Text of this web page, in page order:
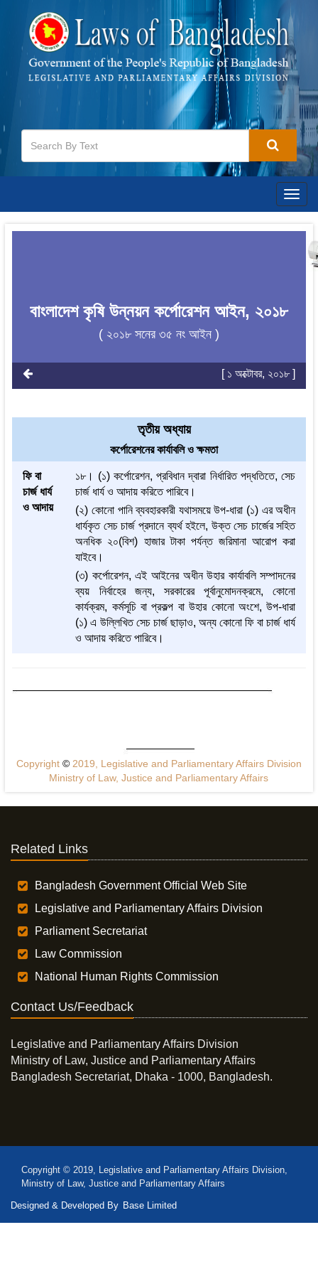
বাংলাদেশ কৃষি উন্নয়ন কর্পোরেশন আইন, ২০১৮
( ২০১৮ সনের ৩৫ নং আইন )
[ ১ অক্টোবর, ২০১৮ ]
তৃতীয় অধ্যায়
কর্পোরেশনের কার্যাবলি ও ক্ষমতা
ফি বা
চার্জ ধার্য
ও আদায়
১৮। (১) কর্পোরেশন, প্রবিধান দ্বারা নির্ধারিত পদ্ধতিতে, সেচ
চার্জ ধার্য ও আদায় করিতে পারিবে।
(২) কোনো পানি ব্যবহারকারী যথাসময়ে উপ-ধারা (১) এর অধীন
ধার্যকৃত সেচ চার্জ প্রদানে ব্যর্থ হইলে, উক্ত সেচ চার্জের সহিত
অনধিক ২০(বিশ) হাজার টাকা পর্যন্ত জরিমানা আরোপ করা
যাইবে।
(৩) কর্পোরেশন, এই আইনের অধীন উহার কার্যাবলি সম্পাদনের
ব্যয় নির্বাহের জন্য, সরকারের পূর্বানুমোদনক্রমে, কোনো
কার্যক্রম, কর্মসূচি বা প্রকল্প বা উহার কোনো অংশে, উপ-ধারা
(১) এ উল্লিখিত সেচ চার্জ ছাড়াও, অন্য কোনো ফি বা চার্জ ধার্য
ও আদায় করিতে পারিবে।
Copyright ©2019, Legislative and Parliamentary Affairs Division
Ministry of Law, Justice and Parliamentary Affairs
Related Links
Bangladesh Government Official Web Site
Legislative and Parliamentary Affairs Division
Parliament Secretariat
Law Commission
National Human Rights Commission
Contact Us/Feedback
Legislative and Parliamentary Affairs Division
Ministry of Law, Justice and Parliamentary Affairs
Bangladesh Secretariat, Dhaka - 1000, Bangladesh.
Copyright © 2019, Legislative and Parliamentary Affairs Division,
Ministry of Law, Justice and Parliamentary Affairs
Designed & Developed By Base Limited